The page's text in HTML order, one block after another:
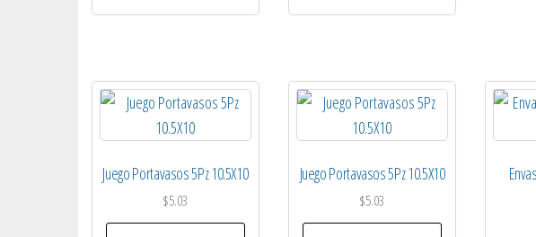
Juego Portavasos 5Pz 10.5X10
$5.03
Juego Portavasos 5Pz 10.5X10
$5.03